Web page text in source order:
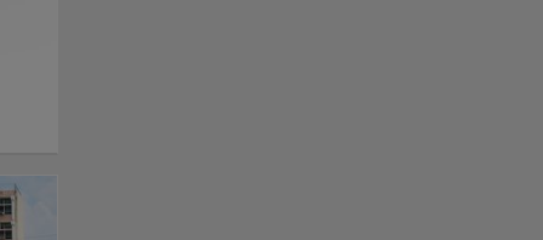
prägende
verwandeln